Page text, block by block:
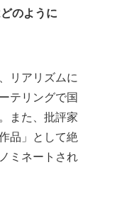
のように
リアリズムに
テリングで国
また、批評家
品」として絶
ミネートされ